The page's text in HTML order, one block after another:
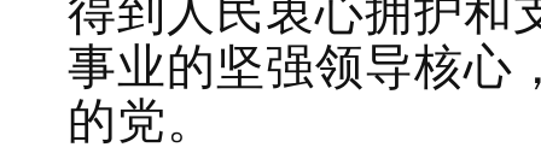
得到人民衷心拥护和
事业的坚强领导核心
的党。